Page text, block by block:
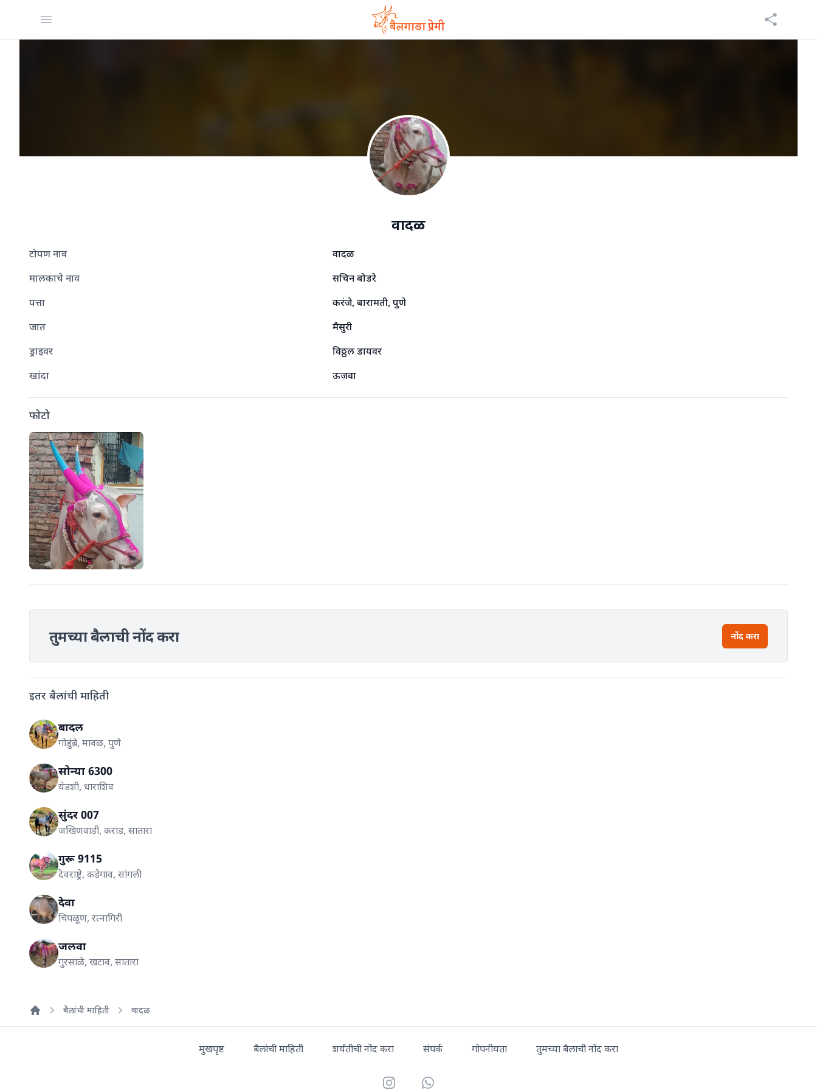
Open menu
वादळ
टोपण नाव
वादळ
मालकाचे नाव
सचिन बोडरे
पत्ता
करंजे, बारामती, पुणे
जात
मैसुरी
ड्राइवर
विठ्ठल डायवर
खांदा
ऊजवा
फोटो
तुमच्या बैलाची नोंद करा नोंद करा
इतर बैलांची माहिती
बादल
गोडुंब्रे, मावळ, पुणे
सोन्या 6300
येडशी, धाराशिव
सुंदर 007
जखिणवाडी, कराड, सातारा
गुरू 9115
देवराष्ट्रे, कडेगांव, सांगली
देवा
चिपळूण, रत्नागिरी
जलवा
गुरसाळे, खटाव, सातारा
बैलांची माहिती वादळ
मुखपृष्ट बैलांची माहिती शर्यतीची नोंद करा संपर्क गोपनीयता तुमच्या बैलाची नोंद करा
InstagramWhatsApp